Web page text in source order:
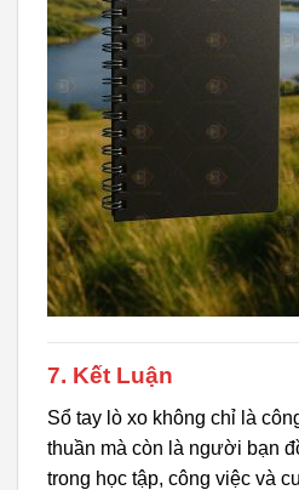
7. Kết Luận
Sổ tay lò xo không chỉ là
thuần mà còn là người bạn
trong học tập, công việc và